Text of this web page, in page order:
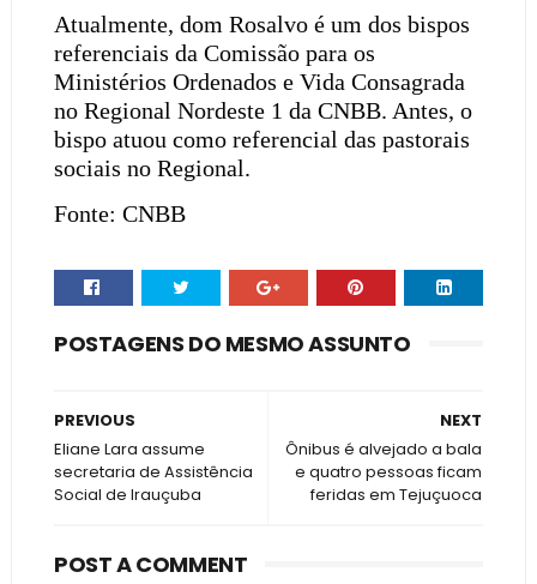
Atualmente, dom Rosalvo é um dos bispos
referenciais da Comissão para os
Ministérios Ordenados e Vida Consagrada
no Regional Nordeste 1 da CNBB. Antes, o
bispo atuou como referencial das pastorais
sociais no Regional.
Fonte: CNBB
POSTAGENS DO MESMO ASSUNTO
NEXT
Ônibus é alvejado a bala
e quatro pessoas ficam
feridas em Tejuçuoca
PREVIOUS
Eliane Lara assume
secretaria de Assistência
Social de Irauçuba
POST A COMMENT